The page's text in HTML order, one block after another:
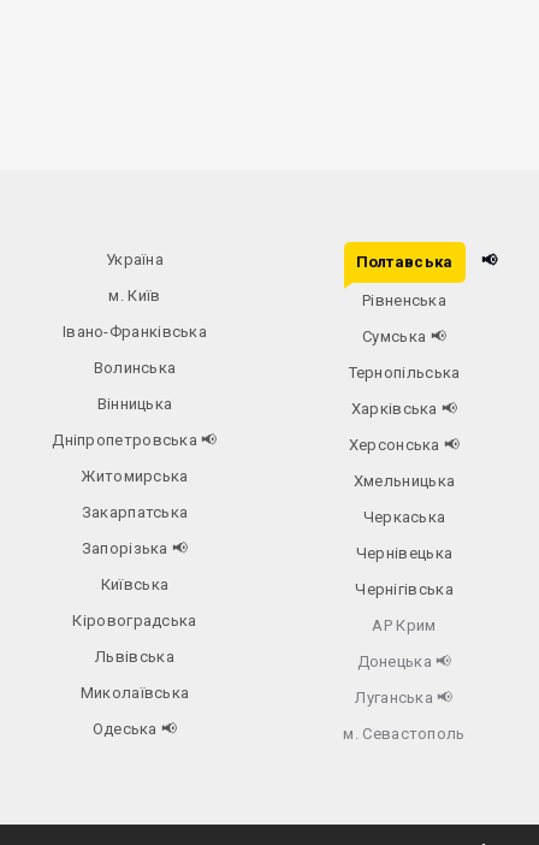
Україна
м. Київ
Івано-Франківська
Волинська
Вінницька
Дніпропетровська📢
Житомирська
Закарпатська
Запорізька 📢
Київська
Кіровоградська
Львівська
Миколаївська
Одеська📢
Полтавська 📢
Рівненська
Сумська 📢
Тернопільська
Харківська 📢
Херсонська 📢
Хмельницька
Черкаська
Чернівецька
Чернігівська
АР Крим
Донецька 📢
Луганська 📢
м. Севастополь